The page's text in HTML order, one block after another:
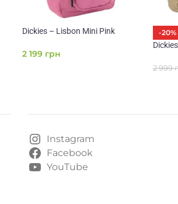
Dickies – Lisbon Mini Pink
2 199 грн
-20%
2 999
Instagram
Facebook
YouTube